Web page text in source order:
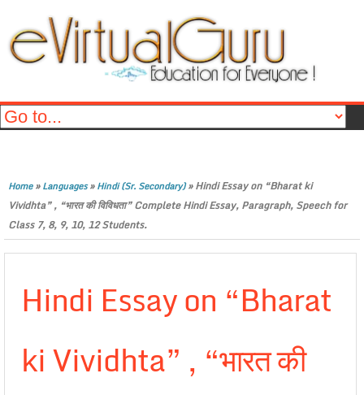
Home»Languages»Hindi (Sr. Secondary)»Hindi Essay on “Bharat ki
Vividhta” , “भारत की विविधता” Complete Hindi Essay, Paragraph, Speech for
Class 7, 8, 9, 10, 12 Students.
Hindi Essay on “Bharat
ki Vividhta” , “भारत की